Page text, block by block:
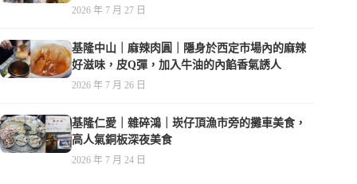
夜，親子遊戲空間
2026 年 7 月 27 日
基隆中山｜麻辣肉圓｜隱身於西定市場內的麻辣
好滋味，皮Q彈，加入牛油的內餡香氣誘人
2026 年 7 月 26 日
基隆仁愛｜雜碎鴻｜崁仔頂漁市旁的攤車美食，
高人氣銅板深夜美食
2026 年 7 月 24 日